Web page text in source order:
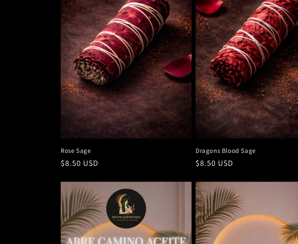
Rose Sage
Precio
$8.50 USD
Dragons Blood Sage
Precio
$8.50 USD